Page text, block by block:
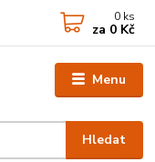
Menu
Hledat
0 ks
za 0 Kč